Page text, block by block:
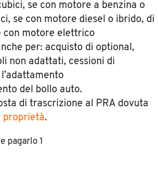
se con motore a benzina o
se con motore diesel o ibrido, di
con motore elettrico
per: acquisto di optional,
non adattati, cessioni di
del bollo auto.
di trascrizione al PRA dovuta
proprietà.